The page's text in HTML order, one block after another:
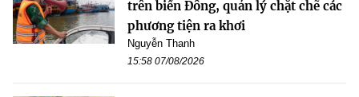
trên biển Đông, quản lý chặt chẽ các
phương tiện ra khơi
Nguyễn Thanh
15:58 07/08/2026